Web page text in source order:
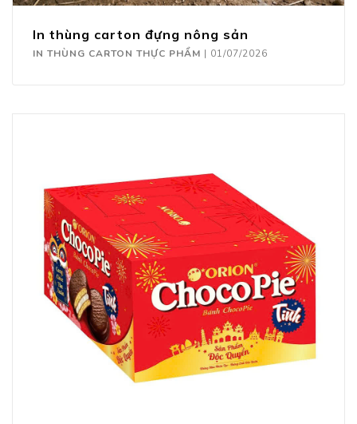
In thùng carton đựng nông sản
IN THÙNG CARTON THỰC PHẨM | 01/07/2026